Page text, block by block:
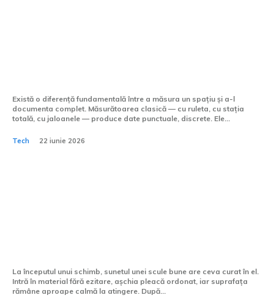
Există o diferență fundamentală între a măsura un spațiu și a-l
documenta complet. Măsurătoarea clasică — cu ruleta, cu stația
totală, cu jaloanele — produce date punctuale, discrete. Ele...
Tech 22 iunie 2026
La începutul unui schimb, sunetul unei scule bune are ceva curat în el.
Intră în material fără ezitare, așchia pleacă ordonat, iar suprafața
rămâne aproape calmă la atingere. După...